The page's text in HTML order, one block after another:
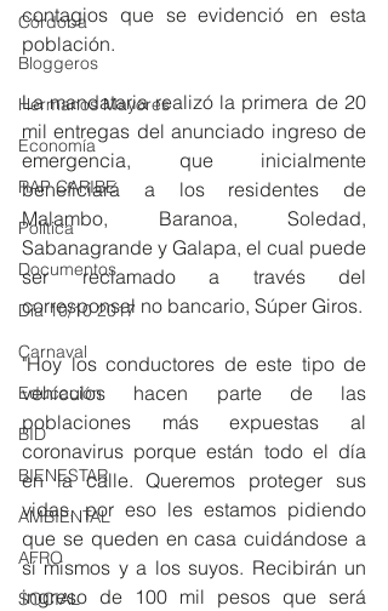
Córdoba
Bloggeros
Hermanos Mayores
Economía
RAP CARIBE
Política
Documentos
Día 10/10 2017
Carnaval
Educación
BID
BIENESTAR
AMBIENTAL
AFRO
SOCIAL
contagios que se evidenció en esta
población.
La mandataria realizó la primera de 20
mil entregas del anunciado ingreso de
emergencia, que inicialmente
beneficiará a los residentes de
Malambo, Baranoa, Soledad,
Sabanagrande y Galapa, el cual puede
ser reclamado a través del
corresponsal no bancario, Súper Giros.
"Hoy los conductores de este tipo de
vehículos hacen parte de las
poblaciones más expuestas al
coronavirus porque están todo el día
en la calle. Queremos proteger sus
vidas, por eso les estamos pidiendo
que se queden en casa cuidándose a
sí mismos y a los suyos. Recibirán un
ingreso de 100 mil pesos que será